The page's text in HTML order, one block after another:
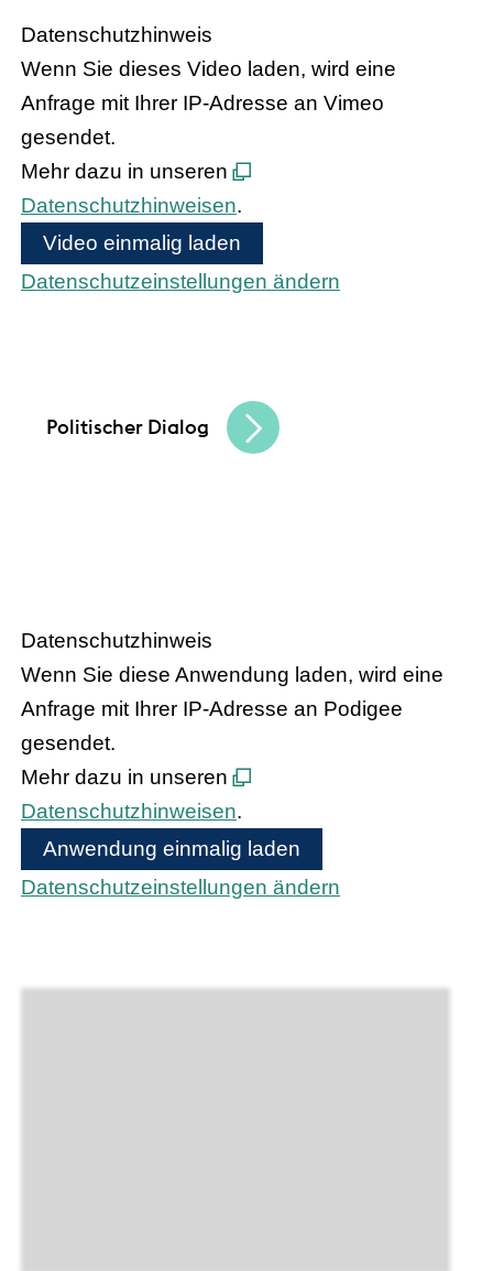
Datenschutzhinweis
Wenn Sie dieses Video laden, wird eine
Anfrage mit Ihrer IP-Adresse an Vimeo
gesendet.
Mehr dazu in unseren
Datenschutzhinweisen.
Video einmalig laden
Datenschutzeinstellungen ändern
Politischer Dialog
Datenschutzhinweis
Wenn Sie diese Anwendung laden, wird eine
Anfrage mit Ihrer IP-Adresse an Podigee
gesendet.
Mehr dazu in unseren
Datenschutzhinweisen.
Anwendung einmalig laden
Datenschutzeinstellungen ändern